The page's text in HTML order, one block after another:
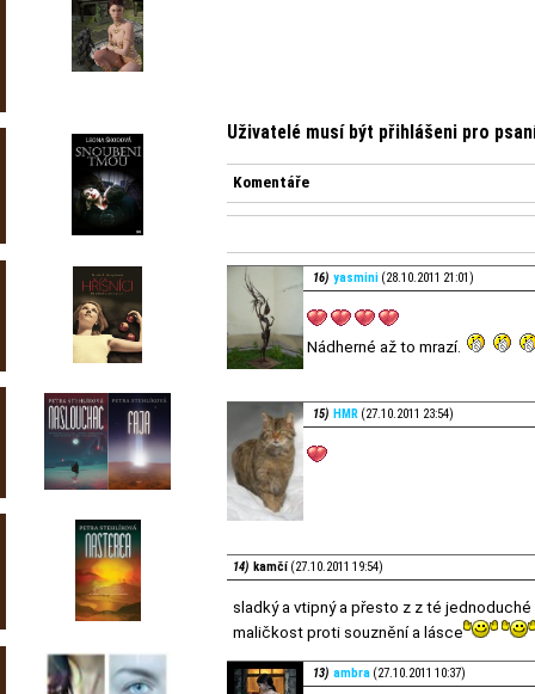
Uživatelé musí být přihlášeni pro
Komentáře
16) yasmini (28.10.2011 21:01)
Nádherné až to mrazí.
15) HMR (27.10.2011 23:54)
14) kamčí (27.10.2011 19:54)
sladký a vtipný a přesto z z té
maličkost proti souznění a lásce
13) ambra (27.10.2011 10:37)